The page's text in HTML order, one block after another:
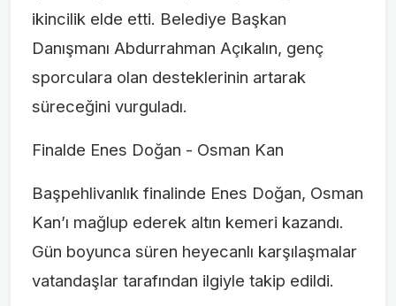
ikincilik elde etti. Belediye Başkan
Danışmanı Abdurrahman Açıkalın, genç
sporculara olan desteklerinin artarak
süreceğini vurguladı.
Finalde Enes Doğan - Osman Kan
Başpehlivanlık finalinde Enes Doğan, Osman
Kan’ı mağlup ederek altın kemeri kazandı.
Gün boyunca süren heyecanlı karşılaşmalar
vatandaşlar tarafından ilgiyle takip edildi.